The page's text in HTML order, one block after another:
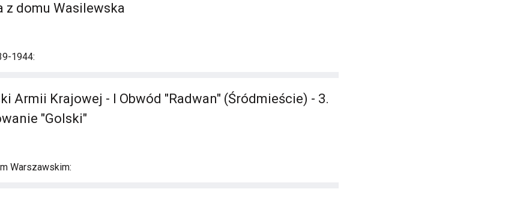
z domu Wasilewska
1944:
Armii Krajowej - I Obwód "Radwan" (Śródmieście) - 3.
"Golski"
Warszawskim: